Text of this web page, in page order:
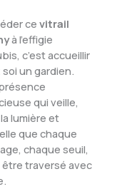
ce vitrail
à l’effigie
c’est accueillir
un gardien.
qui veille,
lumière et
que chaque
chaque seuil,
traversé avec